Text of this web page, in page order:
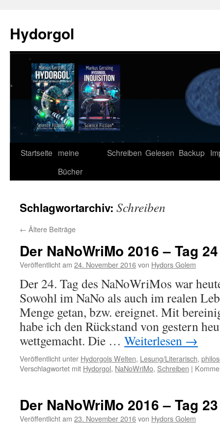
springen
Hydorgol
Startseite meine
Bücher
Schreiben Gelesen Backup
Schlagwortarchiv: Schreiben
← Ältere Beiträge
Der NaNoWriMo 2016 – Tag 24
Veröffentlicht am 24. November 2016von Hydors Golem
Der 24. Tag des NaNoWriMos war
Sowohl im NaNo als auch im realen
Menge getan, bzw. ereignet. Mit
habe ich den Rückstand von gestern
wettgemacht. Die … Weiterlesen →
Veröffentlicht unter Hydorgols Welten, Lesung/Literarisch,
Verschlagwortet mit Hydorgol, NaNoWriMo, Schreiben |
Der NaNoWriMo 2016 – Tag 23
Veröffentlicht am 23. November 2016von Hydors Golem